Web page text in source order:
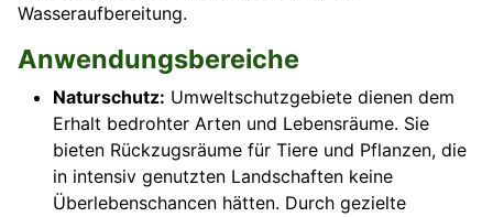
Wasseraufbereitung.
Anwendungsbereiche
Naturschutz: Umweltschutzgebiete dienen dem
Erhalt bedrohter Arten und Lebensräume. Sie
bieten Rückzugsräume für Tiere und Pflanzen, die
in intensiv genutzten Landschaften keine
Überlebenschancen hätten. Durch gezielte